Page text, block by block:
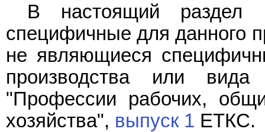
В настоящий раздел
специфичные для данного
не являющиеся
производства или
"Профессии рабочих,
хозяйства", выпуск 1 ЕТКС.